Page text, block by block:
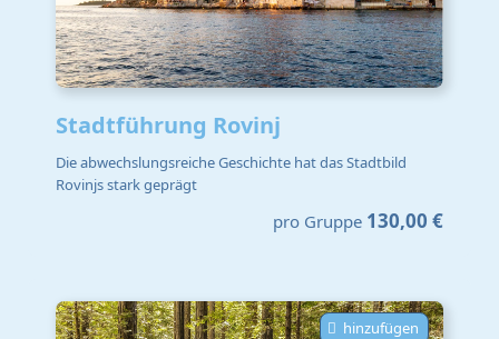
Stadtführung Rovinj
Die abwechslungsreiche Geschichte hat das Stadtbild
Rovinjs stark geprägt
pro Gruppe 130,00 €
hinzufügen